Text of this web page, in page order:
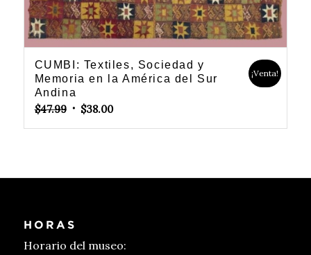
CUMBI: Textiles, Sociedad y
Memoria en la América del Sur
Andina
$47.99 Original
$38.00Current
¡Venta!
HORAS
Horario del museo: